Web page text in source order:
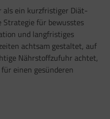
ein kurzfristiger Diät-
Strategie für bewusstes
und langfristiges
achtsam gestaltet, auf
Nährstoffzufuhr achtet,
einen gesünderen